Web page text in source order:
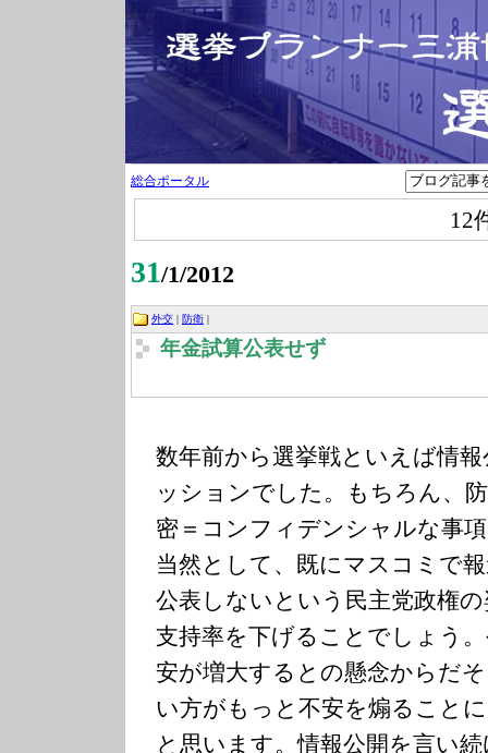
総合ポータル
12
31/1/2012
外交 | 防衛 |
年金試算公表せず
数年前から選挙戦といえば情
ッションでした。もちろん、
密＝コンフィデンシャルな事
当然として、既にマスコミで
公表しないという民主党政権
支持率を下げることでしょう
安が増大するとの懸念からだ
い方がもっと不安を煽ること
と思います。情報公開を言い